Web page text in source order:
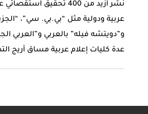
نشر أزيد من 400 تحقيق
عربية ودولية مثل “بي.بي. سي”،
و”دويتشه فيله” بالعربي و”العربي
عدة كليات إعلام عربية مساق أريج